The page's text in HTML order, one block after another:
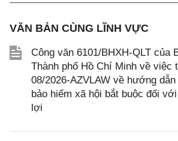
VĂN BẢN CÙNG LĨNH VỰC
Công văn 6101/BHXH-QLT của
Thành phố Hồ Chí Minh về việc
08/2026-AZVLAW về hướng
bảo hiểm xã hội bắt buộc đối
lợi